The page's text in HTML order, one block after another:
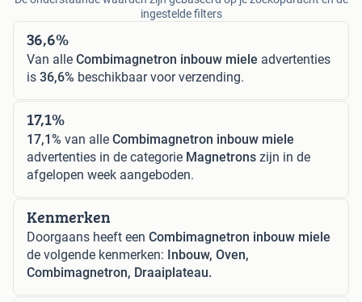
ingestelde filters
36,6%
Van alle Combimagnetron inbouw miele advertenties
is 36,6% beschikbaar voor verzending.
17,1%
17,1% van alle Combimagnetron inbouw miele
advertenties in de categorie Magnetrons zijn in de
afgelopen week aangeboden.
Kenmerken
Doorgaans heeft een Combimagnetron inbouw miele
de volgende kenmerken: Inbouw, Oven,
Combimagnetron, Draaiplateau.